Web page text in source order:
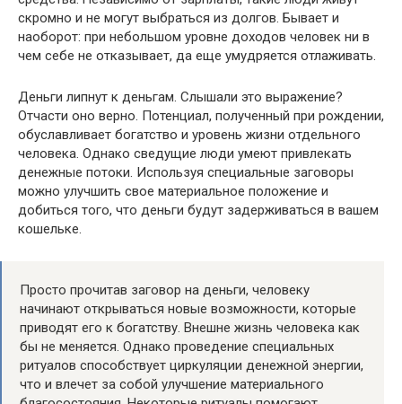
скромно и не могут выбраться из долгов. Бывает и
наоборот: при небольшом уровне доходов человек ни в
чем себе не отказывает, да еще умудряется отлаживать.
Деньги липнут к деньгам. Слышали это выражение?
Отчасти оно верно. Потенциал, полученный при рождении,
обуславливает богатство и уровень жизни отдельного
человека. Однако сведущие люди умеют привлекать
денежные потоки. Используя специальные заговоры
можно улучшить свое материальное положение и
добиться того, что деньги будут задерживаться в вашем
кошельке.
Просто прочитав заговор на деньги, человеку
начинают открываться новые возможности, которые
приводят его к богатству. Внешне жизнь человека как
бы не меняется. Однако проведение специальных
ритуалов способствует циркуляции денежной энергии,
что и влечет за собой улучшение материального